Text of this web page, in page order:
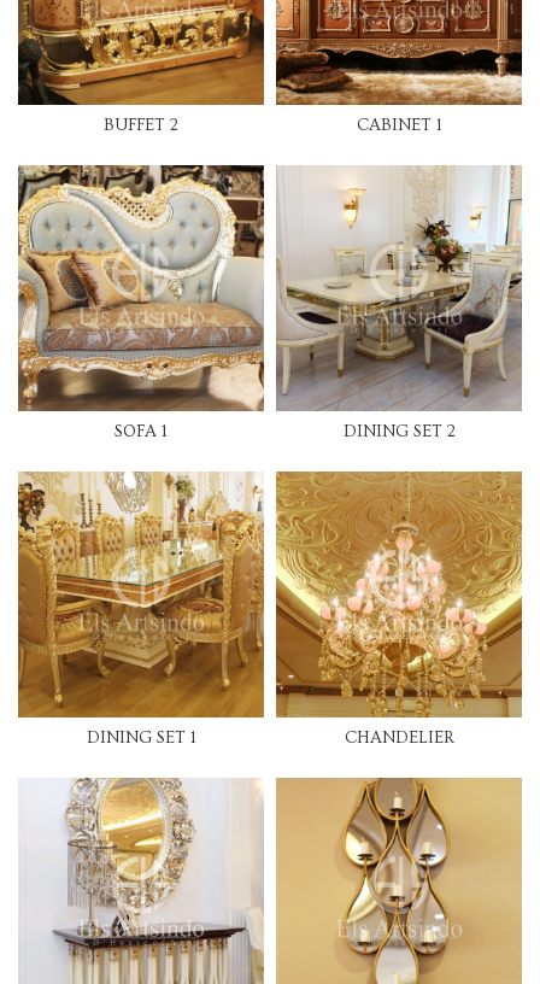
BUFFET 2 CABINET 1
SOFA 1 DINING SET 2
DINING SET 1 CHANDELIER